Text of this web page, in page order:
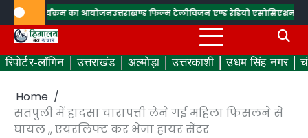
Skip
to
content
कार्यक्रम का आयोजनउत्तराखण्ड फिल्म टेलीविजन एण्ड रेडियो एसोसिएशन
रिपोर्टर-लॉगिन उत्तराखंड अल्मोड़ा उत्तरकाशी उधम सिंह नगर
Home
सतपुली में हादसा चारापत्ती लेने गई महिला फिसलने से
घायल ,, एयरलिफ्ट कर भेजा हायर सेंटर